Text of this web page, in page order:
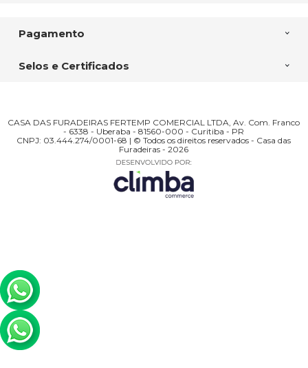
Pagamento
Selos e Certificados
CASA DAS FURADEIRAS FERTEMP COMERCIAL LTDA, Av. Com. Franco
- 6338 - Uberaba - 81560-000 - Curitiba - PR
CNPJ: 03.444.274/0001-68 | © Todos os direitos reservados - Casa das
Furadeiras - 2026